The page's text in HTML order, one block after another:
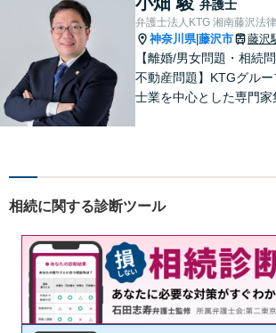
弁護士
弁護士法人KTG 湘南藤沢法
神奈川県|藤沢市 藤沢
【離婚/男女問題・相続問
不動産問題】KTGグルー
士業を中心とした専門家
トップサービスを提供し
ド払い・分割払い可】
相続に関する診断ツール